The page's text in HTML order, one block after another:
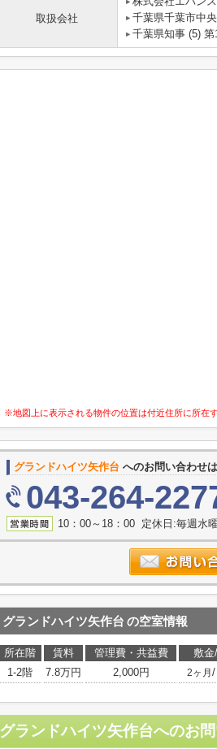
取扱会社
千葉県千葉市中
千葉県知事 (5) 第
※地図上に表示される物件の位置は付近住所に所在
グランドハイツ⽮作台 へのお問い合わせは
043-264-
10：00～18：00 定休日:毎週水
グランドハイツ⽮作台 の空室情報
所在階 賃料 管理費・共益費 敷金
1-2階
7.8万円 2,000円 2ヶ月 /
グランドハイツ⽮作台へのお